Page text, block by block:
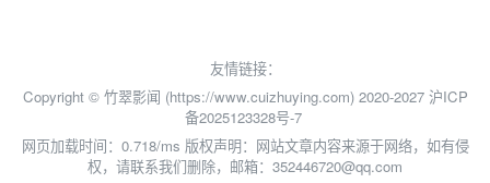
友情链接：
Copyright © 竹翠影闻 (https://www.cuizhuying.com) 2020-2027 沪ICP
备2025123328号-7
网页加载时间：0.718/ms 版权声明：网站文章内容来源于网络，如有侵
权，请联系我们删除，邮箱：352446720@qq.com